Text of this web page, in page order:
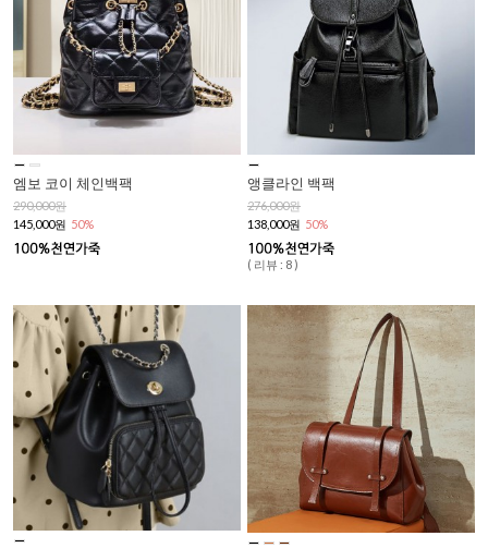
엠보 코이 체인백팩
290,000원
145,000원 50%
앵클라인 백팩
276,000원
138,000원 50%
( 리뷰 : 8 )